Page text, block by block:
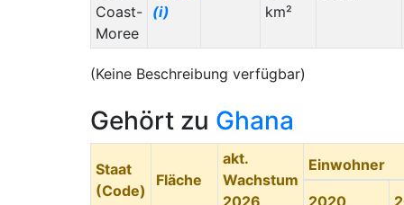
Coast-
Moree
(i)
km²
(Keine Beschreibung verfügbar)
Gehört zu Ghana
Staat
(Code)
Fläche
akt.
Wachstum
2026
Einwohner
2020